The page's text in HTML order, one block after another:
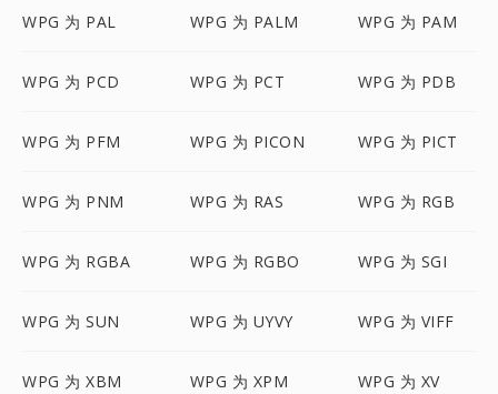
WPG 为 PAL WPG 为 PALM WPG 为 PAM
WPG 为 PCD WPG 为 PCT WPG 为 PDB
WPG 为 PFM WPG 为 PICON WPG 为 PICT
WPG 为 PNM WPG 为 RAS WPG 为 RGB
WPG 为 RGBA WPG 为 RGBO WPG 为 SGI
WPG 为 SUN WPG 为 UYVY WPG 为 VIFF
WPG 为 XBM WPG 为 XPM WPG 为 XV